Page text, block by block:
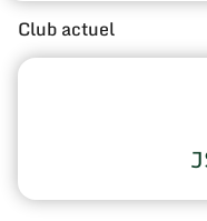
Club actuel